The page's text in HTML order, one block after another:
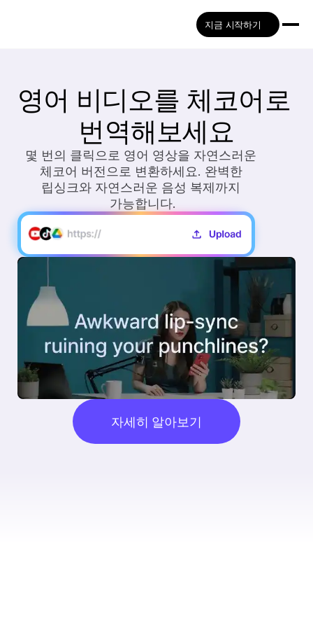
지금 시작하기
영어 비디오를 체코어로
번역해보세요
몇 번의 클릭으로 영어 영상을 자연스러운
체코어 버전으로 변환하세요. 완벽한
립싱크와 자연스러운 음성 복제까지
가능합니다.
자세히 알아보기